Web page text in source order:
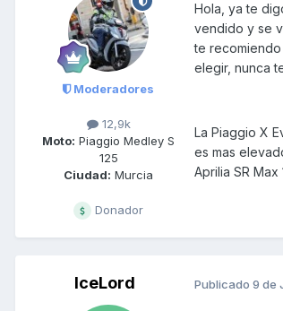
Moderadores
12,9k
Moto: Piaggio Medley S
125
Ciudad: Murcia
Donador
Hola, ya te
vendido y se
te
elegir, nunca
La Piaggio X
es mas
Aprilia SR
IceLord Publicado 9 de